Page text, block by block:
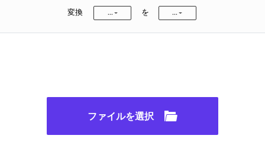
変換 ... を ...
ファイルを選択